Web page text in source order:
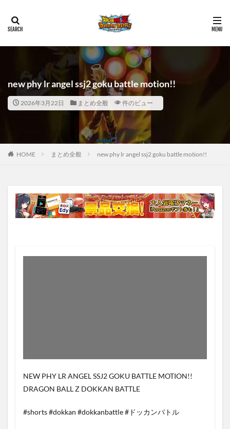
new phy lr angel ssj2 goku battle motion!!
2026年3月22日 まとめ全般 件のビュー
HOME まとめ全般 new phy lr angel ssj2 goku battle motion!!
NEW PHY LR ANGEL SSJ2 GOKU BATTLE MOTION!!
DRAGON BALL Z DOKKAN BATTLE
#shorts #dokkan #dokkanbattle #ドッカンバトル